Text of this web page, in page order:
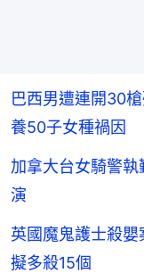
巴西男遭連開30
養50子女種禍因
加拿大台女騎警
演
英國魔鬼護士殺
擬多殺15個